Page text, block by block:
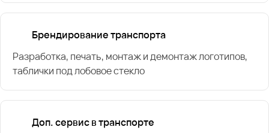
Брендирование транспорта
Разработка, печать, монтаж и демонтаж логотипов,
таблички под лобовое стекло
Доп. сервис в транспорте